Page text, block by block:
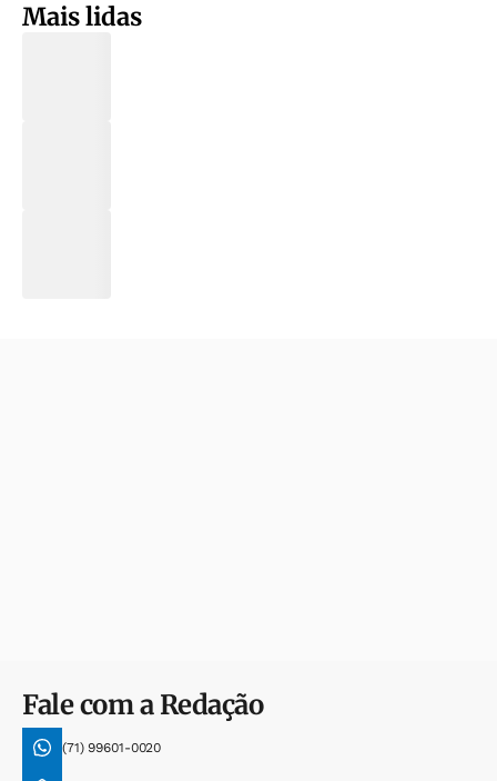
Mais lidas
Fale com a Redação
(71) 99601-0020